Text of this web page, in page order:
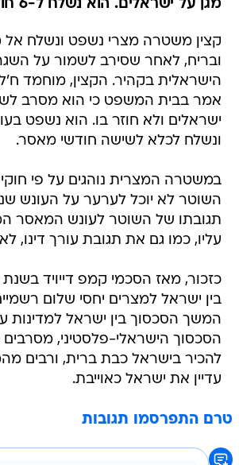
מגן על ישראלים. הוא נשלח ל-6 חודשי מאסר
קצין משטרה מצרי נשפט ונשלח אל
ובריח, לאחר שסירב לשמור על
הישראלית בקהיר. הקצין, מוחמד
אמר בבית המשפט כי הוא מסרב
ישראלים ולא חוזר בו. הוא נשפט
ונשלח לכלא לשישה חודשי מאסר.
במשטרה המצרית נוהגים על פי
השוטר לא יוכל לערער על העונש
תגובתו של השוטר לעונש המאסר
עליו, כמו גם את תגובת עורך דינו,
בין ישראל למצרים יחסי שלום
המשך הסכסוך בין ישראל למדינות
הסכסוך הישראלי-פלסטיני,
להכיר בישראל כבת ברית, ורבים
עדיין את ישראל כאוייבת.
טרם התפרסמו תגובות